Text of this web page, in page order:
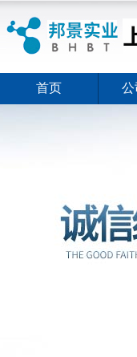
首页 公